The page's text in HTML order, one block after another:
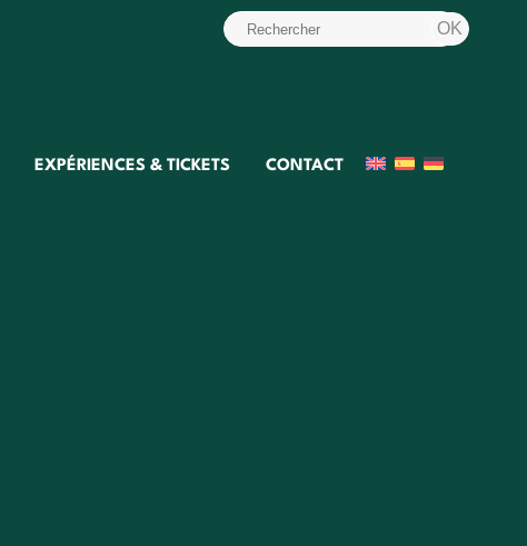
EXPÉRIENCES & TICKETS CONTACT